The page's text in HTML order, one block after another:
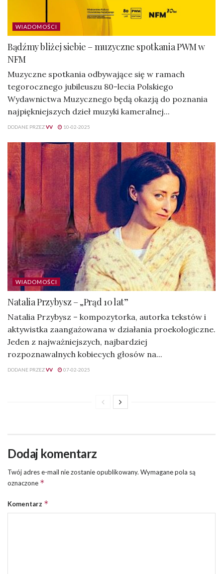
WIADOMOŚCI
Bądźmy bliżej siebie – muzyczne spotkania PWM w
NFM
Muzyczne spotkania odbywające się w ramach
tegorocznego jubileuszu 80-lecia Polskiego
Wydawnictwa Muzycznego będą okazją do poznania
najpiękniejszych dzieł muzyki kameralnej...
DODANE PRZEZVV 10-02-2025
WIADOMOŚCI
Natalia Przybysz – „Prąd 10 lat”
Natalia Przybysz – kompozytorka, autorka tekstów i
aktywistka zaangażowana w działania proekologiczne.
Jeden z najważniejszych, najbardziej
rozpoznawalnych kobiecych głosów na...
DODANE PRZEZVV 07-02-2025
Dodaj komentarz
Twój adres e-mail nie zostanie opublikowany. Wymagane pola są
oznaczone *
Komentarz *